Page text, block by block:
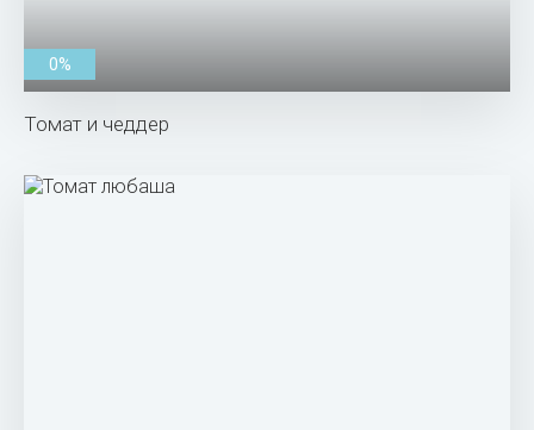
0%
Томат и чеддер